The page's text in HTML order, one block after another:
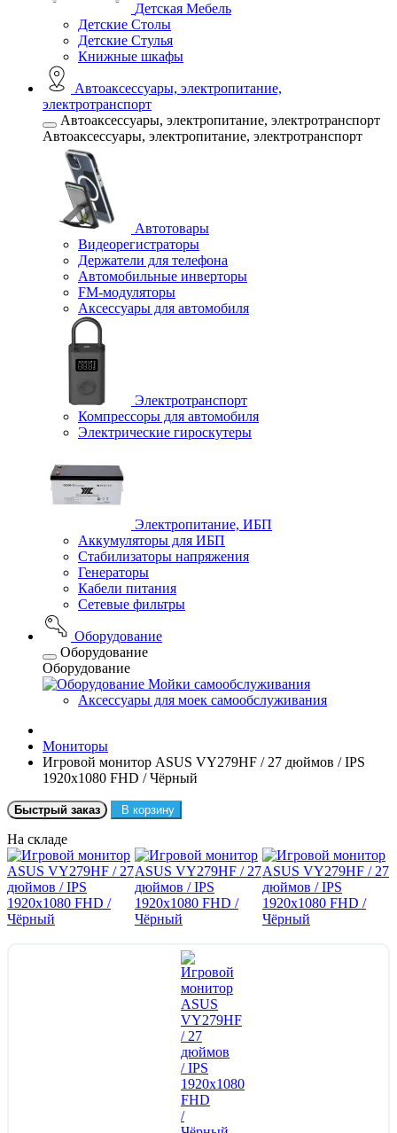
Детская Мебель
Детские Столы
Детские Стулья
Книжные шкафы
Автоаксессуары, электропитание,
электротранспорт
Автоаксессуары, электропитание, электротранспорт
Автоаксессуары, электропитание, электротранспорт
Автотовары
Видеорегистраторы
Держатели для телефона
Автомобильные инверторы
FM-модуляторы
Аксессуары для автомобиля
Электротранспорт
Компрессоры для автомобиля
Электрические гироскутеры
Электропитание, ИБП
Аккумуляторы для ИБП
Стабилизаторы напряжения
Генераторы
Кабели питания
Сетевые фильтры
Оборудование
Оборудование
Оборудование
Мойки самообслуживания
Аксессуары для моек самообслуживания
Мониторы
Игровой монитор ASUS VY279HF / 27 дюймов / IPS
1920x1080 FHD / Чёрный
Быстрый заказ В корзину
На складе